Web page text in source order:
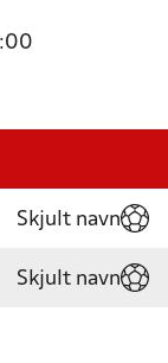
Skjult navn
Skjult navn